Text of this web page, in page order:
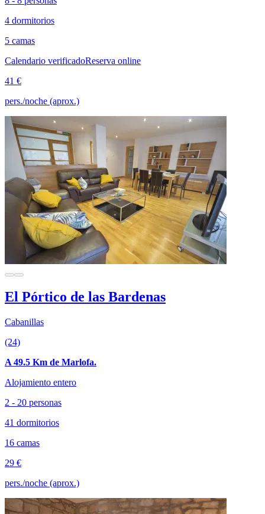
4 dormitorios
5 camas
Calendario verificadoReserva online
41 €
pers./noche (aprox.)
El Pórtico de las Bardenas
Cabanillas
(24)
A 49.5 Km de Marlofa.
Alojamiento entero
2 - 20 personas
41 dormitorios
16 camas
29 €
pers./noche (aprox.)